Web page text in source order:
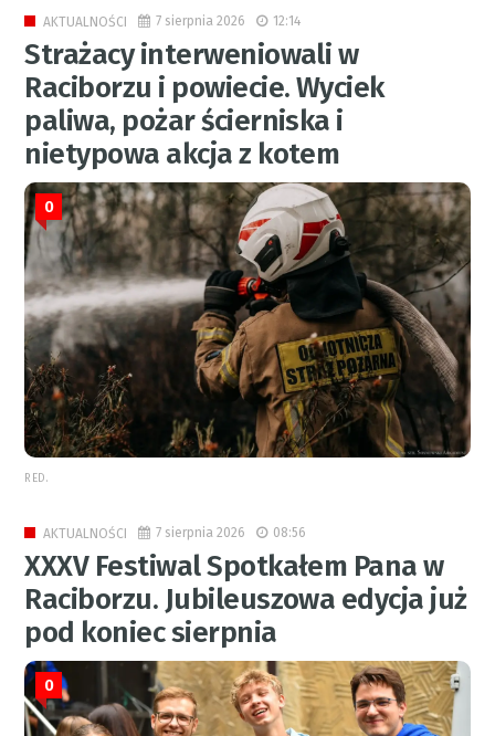
AKTUALNOŚCI 7 sierpnia 2026 12:14
Strażacy interweniowali w
Raciborzu i powiecie. Wyciek
paliwa, pożar ścierniska i
nietypowa akcja z kotem
0
RED.
AKTUALNOŚCI 7 sierpnia 2026 08:56
XXXV Festiwal Spotkałem Pana w
Raciborzu. Jubileuszowa edycja już
pod koniec sierpnia
0